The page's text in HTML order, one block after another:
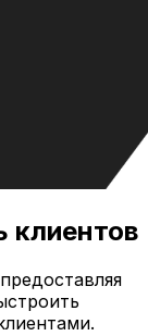
клиентов